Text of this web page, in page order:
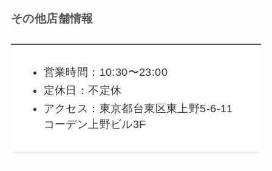
その他店舗情報
営業時間：10:30〜23:00
定休日：不定休
アクセス：東京都台東区東上野5-6-11
コーデン上野ビル3F